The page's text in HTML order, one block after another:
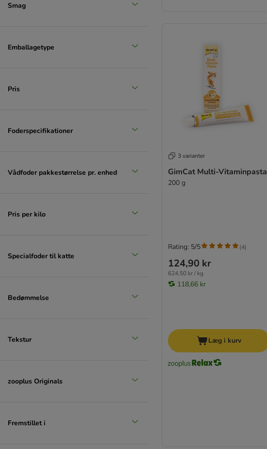
Smag
Emballagetype
Pris
Foderspecifikationer
Vådfoder pakkestørrelse pr. enhed
Pris per kilo
Specialfoder til katte
Bedømmelse
Tekstur
zooplus Originals
Fremstillet i
3 varianter
GimCat Multi-Vitaminpasta
200 g
124,90 kr
624,50 kr / kg
118,66 kr
Rating: 5/5 (4)
Læg i kurv